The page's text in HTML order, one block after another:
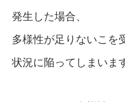
発生した場合、
多様性が足りないこを
状況に陥ってしまいま